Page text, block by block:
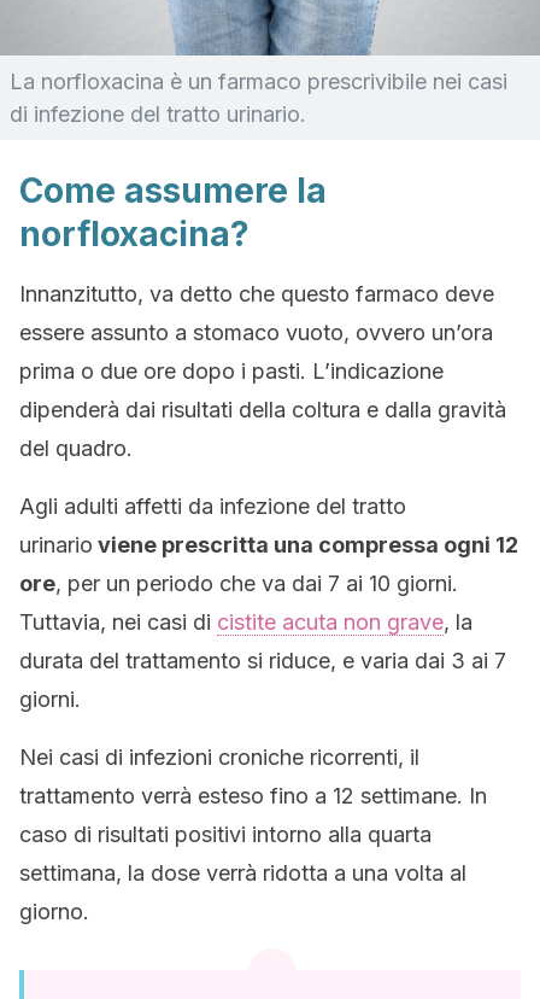
La norfloxacina è un farmaco prescrivibile nei casi
di infezione del tratto urinario.
Come assumere la
norfloxacina?
Innanzitutto, va detto che questo farmaco deve
essere assunto a stomaco vuoto, ovvero un’ora
prima o due ore dopo i pasti. L’indicazione
dipenderà dai risultati della coltura e dalla gravità
del quadro.
Agli adulti affetti da infezione del tratto
urinario viene prescritta una compressa ogni 12
ore, per un periodo che va dai 7 ai 10 giorni.
Tuttavia, nei casi di cistite acuta non grave, la
durata del trattamento si riduce, e varia dai 3 ai 7
giorni.
Nei casi di infezioni croniche ricorrenti, il
trattamento verrà esteso fino a 12 settimane. In
caso di risultati positivi intorno alla quarta
settimana, la dose verrà ridotta a una volta al
giorno.